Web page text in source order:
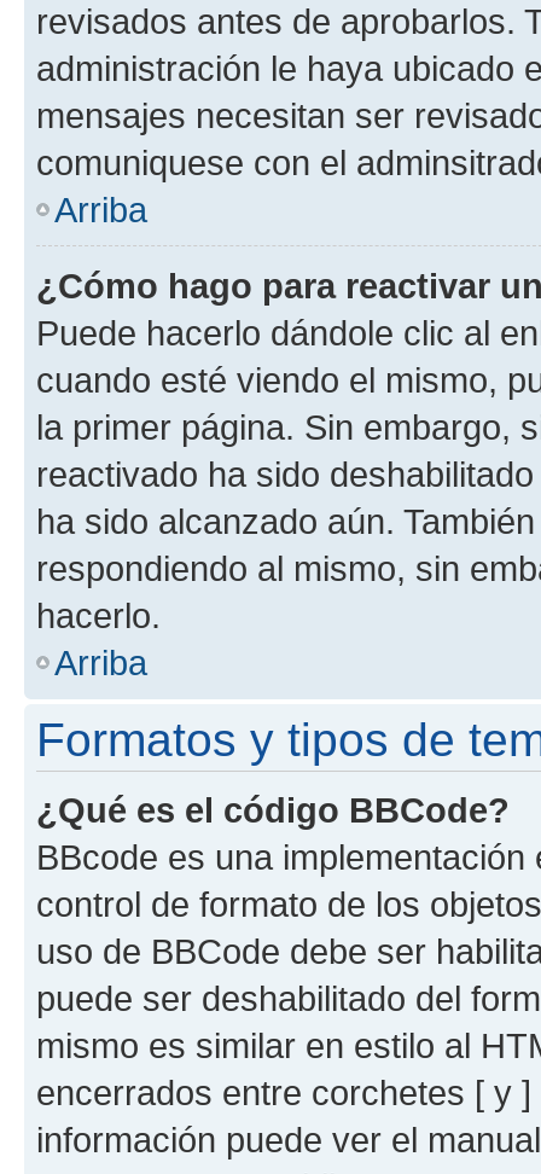
revisados antes de aprobarlos.
administración le haya ubicado
mensajes necesitan ser
comuniquese con el
Arriba
¿Cómo hago para reactivar
Puede hacerlo dándole clic al
cuando esté viendo el mismo,
la primer página. Sin embargo,
reactivado ha sido
ha sido alcanzado aún.
respondiendo al mismo, sin
hacerlo.
Arriba
Formatos y tipos de
¿Qué es el código BBCode?
BBcode es una
control de formato de los
uso de BBCode debe ser
puede ser deshabilitado del
mismo es similar en estilo al
encerrados entre corchetes [ y
información puede ver el